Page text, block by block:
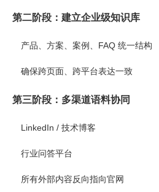
第二阶段：建立企业级知识库
产品、方案、案例、FAQ 统一结构
确保跨页面、跨平台表达一致
第三阶段：多渠道语料协同
LinkedIn / 技术博客
行业问答平台
所有外部内容反向指向官网